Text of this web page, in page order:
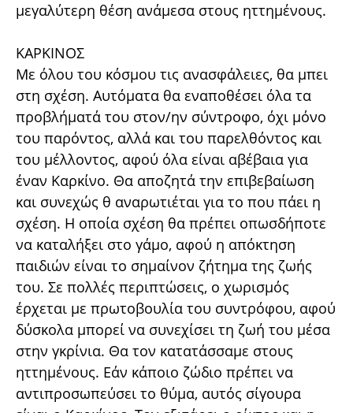
μεγαλύτερη θέση ανάμεσα στους ηττημένους.
ΚΑΡΚΙΝΟΣ
Με όλου του κόσμου τις ανασφάλειες, θα μπει
στη σχέση. Αυτόματα θα εναποθέσει όλα τα
προβλήματά του στον/ην σύντροφο, όχι μόνο
του παρόντος, αλλά και του παρελθόντος και
του μέλλοντος, αφού όλα είναι αβέβαια για
έναν Καρκίνο. Θα αποζητά την επιβεβαίωση
και συνεχώς θ αναρωτιέται για το που πάει η
σχέση. Η οποία σχέση θα πρέπει οπωσδήποτε
να καταλήξει στο γάμο, αφού η απόκτηση
παιδιών είναι το σημαίνον ζήτημα της ζωής
του. Σε πολλές περιπτώσεις, ο χωρισμός
έρχεται με πρωτοβουλία του συντρόφου, αφού
δύσκολα μπορεί να συνεχίσει τη ζωή του μέσα
στην γκρίνια. Θα τον κατατάσσαμε στους
ηττημένους. Εάν κάποιο ζώδιο πρέπει να
αντιπροσωπεύσει το θύμα, αυτός σίγουρα